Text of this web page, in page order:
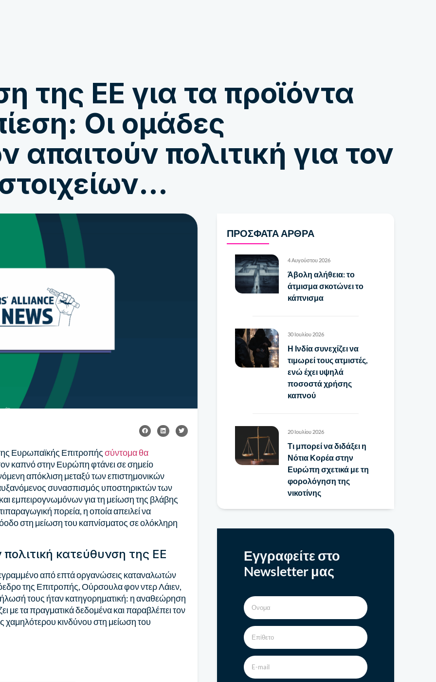
της EE για τα προϊόντα
Οι ομάδες
πολιτική για τον
Ευρωπαϊκής Επιτροπήςσύντομα θα
καπνό στην Ευρώπη φτάνει σε σημείο
απόκλιση μεταξύ των επιστημονικών
συνασπισμός υποστηρικτών των
εμπειρογνωμόνων για τη μείωση της βλάβης
πορεία, η οποία απειλεί να
στη μείωση του καπνίσματος σε ολόκληρη
κατεύθυνση της ΕΕ
από επτά οργανώσεις καταναλωτών
της Επιτροπής, Ούρσουλα φον ντερ Λάιεν,
τους ήταν κατηγορηματική: η αναθεώρηση
με τα πραγματικά δεδομένα και παραβλέπει τον
χαμηλότερου κινδύνου στη μείωση του
ΠΡΌΣΦΑΤΑ ΆΡΘΡΑ
4 Αυγούστου 2026
Άβολη αλήθεια: το
άτμισμα σκοτώνει το
κάπνισμα
30 Ιουλίου 2026
Η Ινδία συνεχίζει να
τιμωρεί τους ατμιστές,
ενώ έχει υψηλά
ποσοστά χρήσης
καπνού
20 Ιουλίου 2026
Τι μπορεί να διδάξει η
Νότια Κορέα στην
Ευρώπη σχετικά με τη
φορολόγηση της
νικοτίνης
Εγγραφείτε στο
Newsletter μας